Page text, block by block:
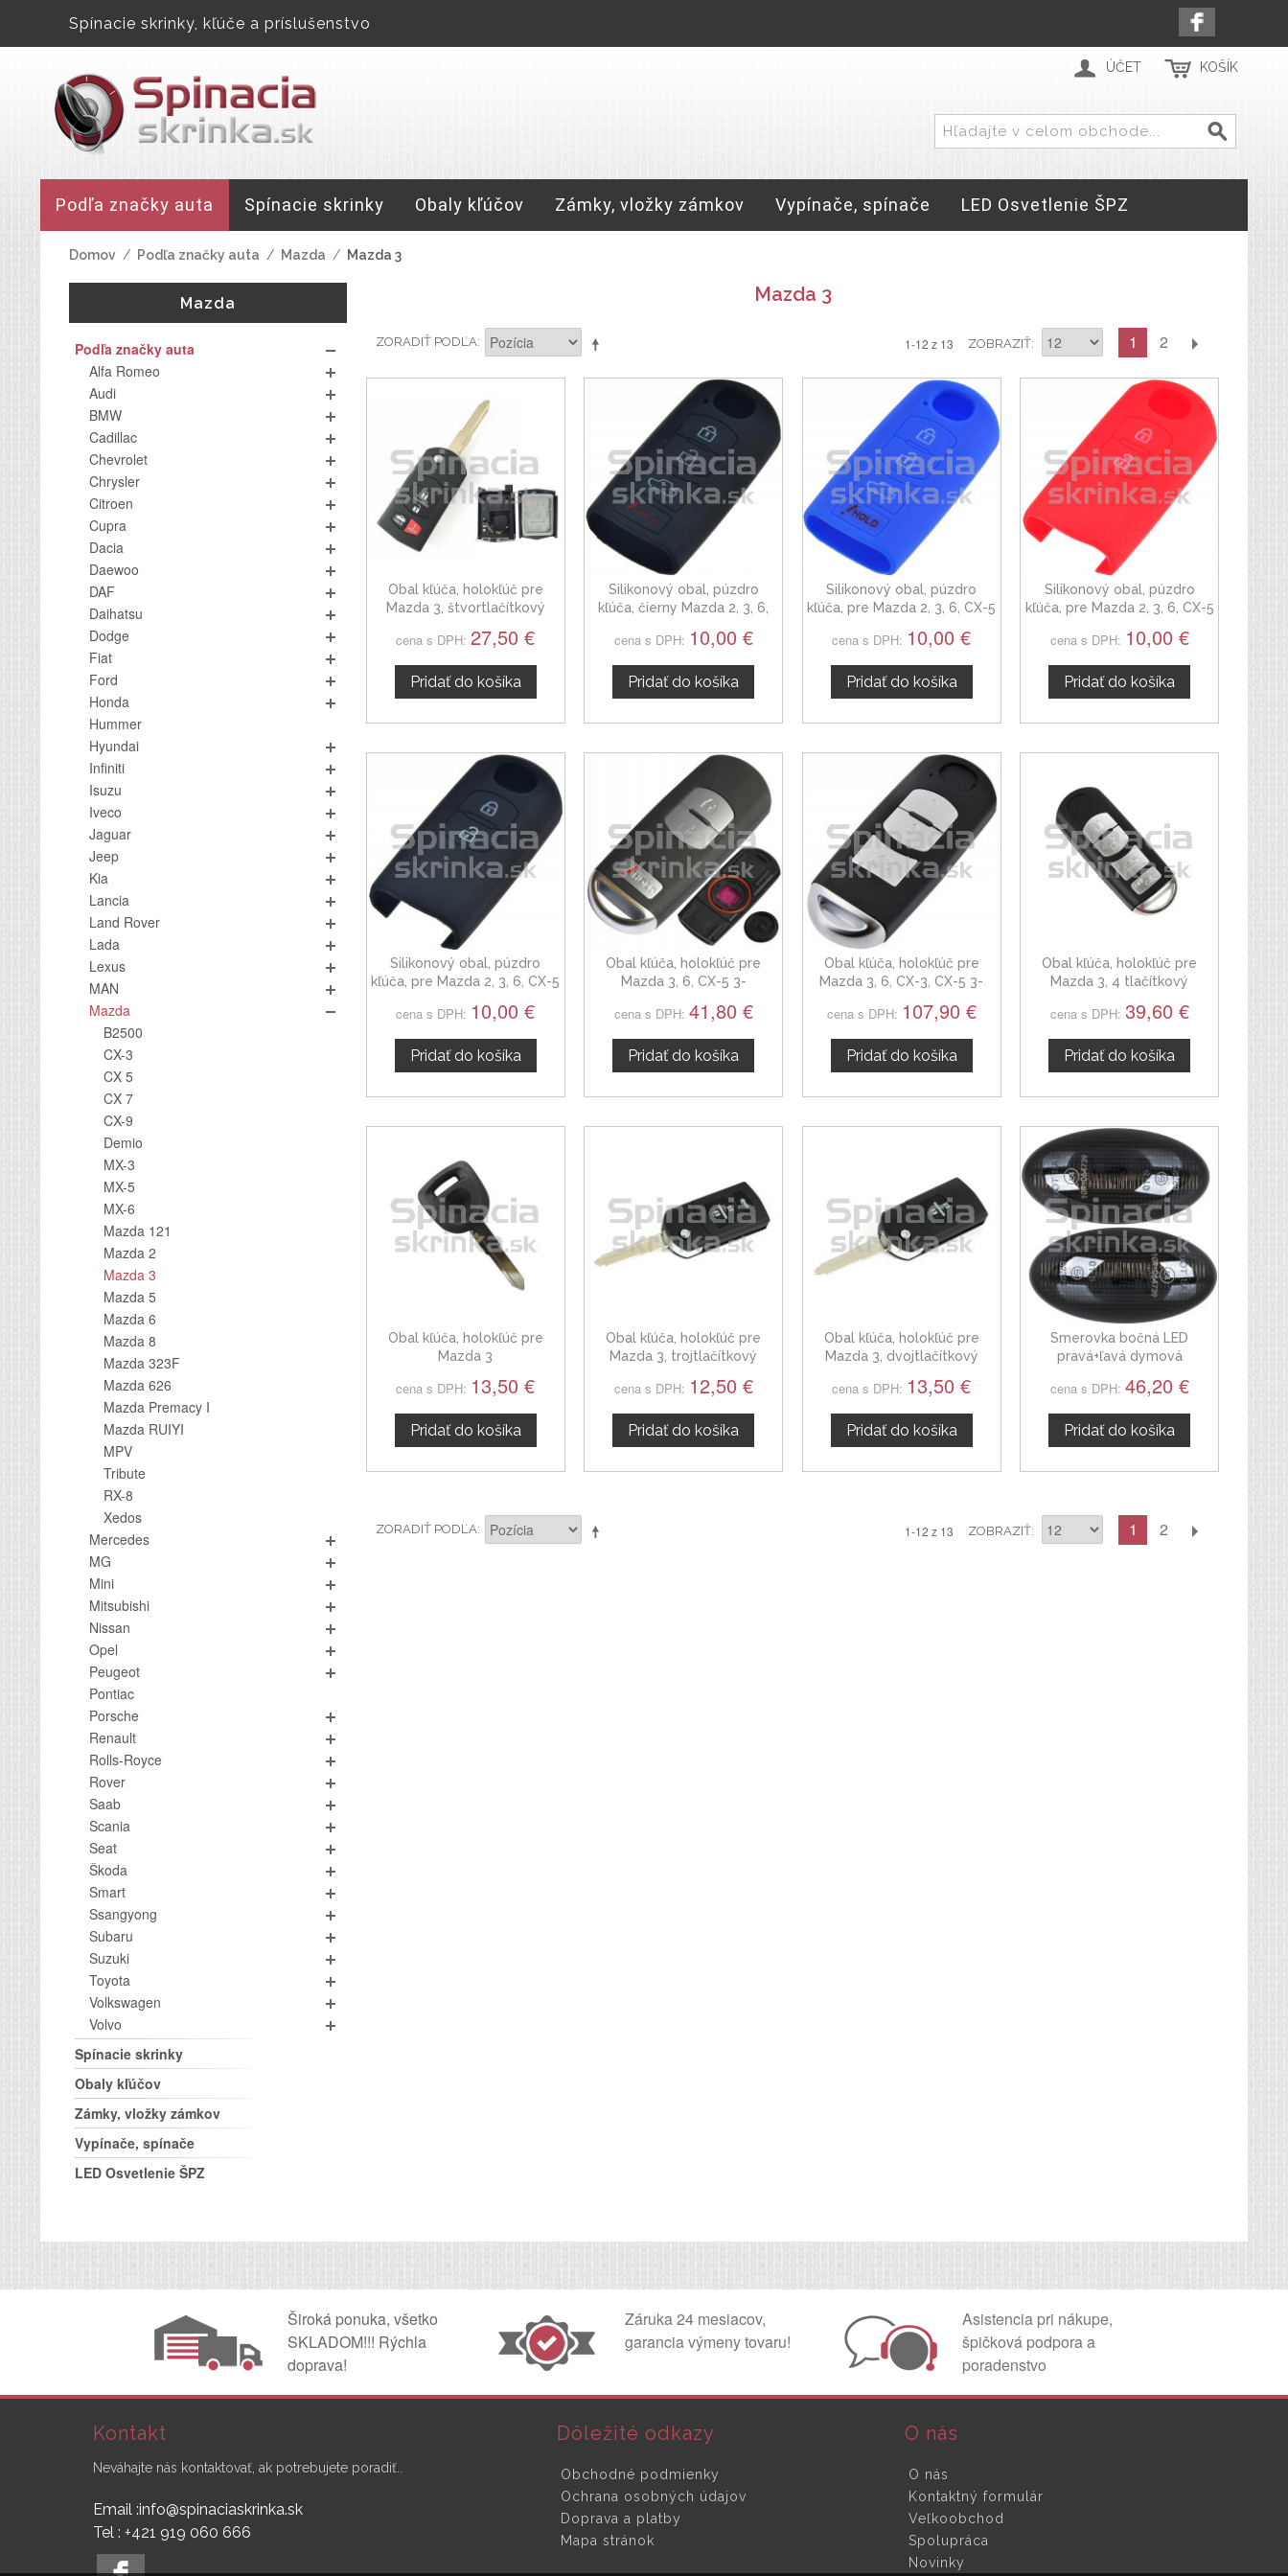
Spínacie skrinky, kľúče a príslušenstvo
ÚČET KOŠÍK
Podľa značky auta Spínacie skrinky Obaly kľúčov Zámky, vložky zámkov Vypínače, spínače LED Osvetlenie ŠPZ
Domov / Podľa značky auta / Mazda / Mazda 3
Mazda 3
ZORADIŤ PODĽA 1-12 z 13 ZOBRAZIŤ 1 2
Obal kľúča, holokľúč pre
Mazda 3, štvortlačítkový
cena s DPH: 27,50 €
Pridať do košíka
Silikonový obal, púzdro
kľúča, čierny Mazda 2, 3, 6,
cena s DPH: 10,00 €
Pridať do košíka
Silikonový obal, púzdro
kľúča, pre Mazda 2, 3, 6, CX-5
cena s DPH: 10,00 €
Pridať do košíka
Silikonový obal, púzdro
kľúča, pre Mazda 2, 3, 6, CX-5
cena s DPH: 10,00 €
Pridať do košíka
Silikonový obal, púzdro
kľúča, pre Mazda 2, 3, 6, CX-5
cena s DPH: 10,00 €
Pridať do košíka
Obal kľúča, holokľúč pre
Mazda 3, 6, CX-5 3-
cena s DPH: 41,80 €
Pridať do košíka
Obal kľúča, holokľúč pre
Mazda 3, 6, CX-3, CX-5 3-
cena s DPH: 107,90 €
Pridať do košíka
Obal kľúča, holokľúč pre
Mazda 3, 4 tlačítkový
cena s DPH: 39,60 €
Pridať do košíka
Obal kľúča, holokľúč pre
Mazda 3
cena s DPH: 13,50 €
Pridať do košíka
Obal kľúča, holokľúč pre
Mazda 3, trojtlačítkový
cena s DPH: 12,50 €
Pridať do košíka
Obal kľúča, holokľúč pre
Mazda 3, dvojtlačítkový
cena s DPH: 13,50 €
Pridať do košíka
Smerovka bočná LED
pravá+ľavá dymová
cena s DPH: 46,20 €
Pridať do košíka
ZORADIŤ PODĽA 1-12 z 13 ZOBRAZIŤ 1 2
Mazda
Podľa značky auta
Alfa Romeo
Audi
BMW
Cadillac
Chevrolet
Chrysler
Citroen
Cupra
Dacia
Daewoo
DAF
Daihatsu
Dodge
Fiat
Ford
Honda
Hummer
Hyundai
Infiniti
Isuzu
Iveco
Jaguar
Jeep
Kia
Lancia
Land Rover
Lada
Lexus
MAN
Mazda
B2500
CX-3
CX 5
CX 7
CX-9
Demio
MX-3
MX-5
MX-6
Mazda 121
Mazda 2
Mazda 3
Mazda 5
Mazda 6
Mazda 8
Mazda 323F
Mazda 626
Mazda Premacy I
Mazda RUIYI
MPV
Tribute
RX-8
Xedos
Mercedes
MG
Mini
Mitsubishi
Nissan
Opel
Peugeot
Pontiac
Porsche
Renault
Rolls-Royce
Rover
Saab
Scania
Seat
Škoda
Smart
Ssangyong
Subaru
Suzuki
Toyota
Volkswagen
Volvo
Spínacie skrinky
Obaly kľúčov
Zámky, vložky zámkov
Vypínače, spínače
LED Osvetlenie ŠPZ
Široká ponuka, všetko
SKLADOM!!! Rýchla
doprava!
Záruka 24 mesiacov,
garancia výmeny tovaru!
Asistencia pri nákupe,
špičková podpora a
poradenstvo
O nás
O nás
Kontaktný formulár
Veľkoobchod
Spolupráca
Novinky
Dôležité odkazy
Obchodné podmienky
Ochrana osobných údajov
Doprava a platby
Mapa stránok
Kontakt
Neváhajte nás kontaktovať, ak potrebujete poradiť..
Email :info@spinaciaskrinka.sk
Tel : +421 919 060 666